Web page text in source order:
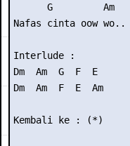
      G         Am
Nafas cinta oow wo..
Interlude :
Dm  Am  G  F  E
Dm  Am  F  E  Am
Kembali ke : (*)